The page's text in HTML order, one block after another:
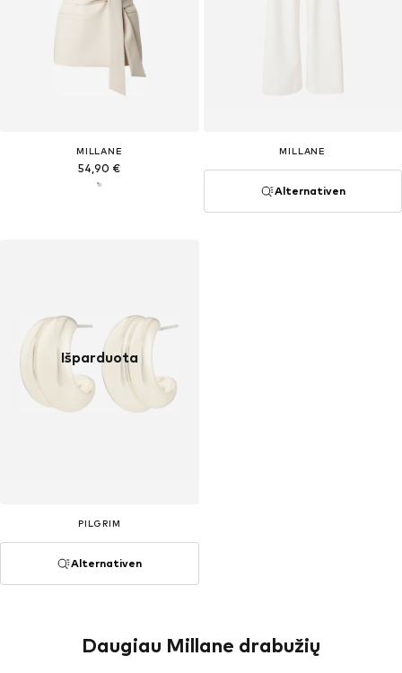
MILLANE
54,90 €
MILLANE
Alternativen
Išparduota
PILGRIM
Alternativen
Daugiau Millane drabužių